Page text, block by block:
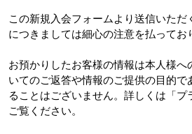
この新規入会フォームより送信いただ
につきましては細心の注意を払ってお
お預かりしたお客様の情報は本人様へ
いてのご返答や情報のご提供の目的で
ることはございません。詳しくは「プ
ご覧ください。